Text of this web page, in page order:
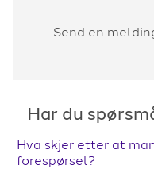
Send en
Har du
Hva skjer etter at
forespørsel?